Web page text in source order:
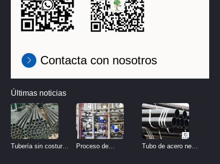
Contacta con nosotros
Últimas noticias
Tubería sin costura
Proceso de
Tubo de acero negro